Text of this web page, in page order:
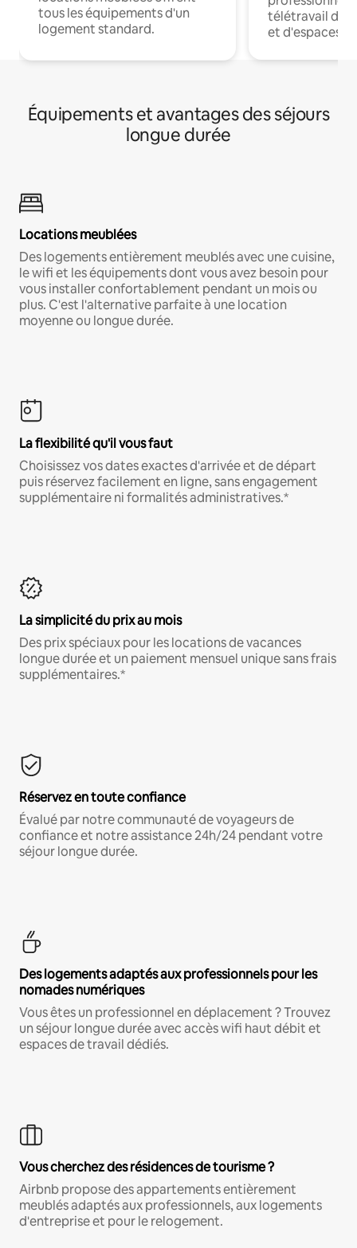
tous les équipements d'un
logement standard.
télétravail
et d'espaces
Équipements et avantages des séjours
longue durée
Locations meublées
Des logements entièrement meublés avec une cuisine,
le wifi et les équipements dont vous avez besoin pour
vous installer confortablement pendant un mois ou
plus. C'est l'alternative parfaite à une location
moyenne ou longue durée.
La flexibilité qu'il vous faut
Choisissez vos dates exactes d'arrivée et de départ
puis réservez facilement en ligne, sans engagement
supplémentaire ni formalités administratives.*
La simplicité du prix au mois
Des prix spéciaux pour les locations de vacances
longue durée et un paiement mensuel unique sans frais
supplémentaires.*
Réservez en toute confiance
Évalué par notre communauté de voyageurs de
confiance et notre assistance 24h/24 pendant votre
séjour longue durée.
Des logements adaptés aux professionnels pour les
nomades numériques
Vous êtes un professionnel en déplacement ? Trouvez
un séjour longue durée avec accès wifi haut débit et
espaces de travail dédiés.
Vous cherchez des résidences de tourisme ?
Airbnb propose des appartements entièrement
meublés adaptés aux professionnels, aux logements
d'entreprise et pour le relogement.